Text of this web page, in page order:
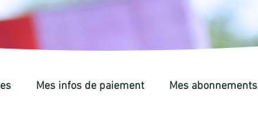
Mes infos de paiement Mes abonnements